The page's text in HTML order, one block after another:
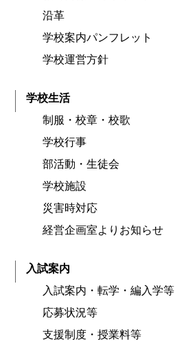
沿革
学校案内パンフレット
学校運営方針
学校生活
制服・校章・校歌
学校行事
部活動・生徒会
学校施設
災害時対応
経営企画室よりお知らせ
入試案内
入試案内・転学・編入学等
応募状況等
支援制度・授業料等